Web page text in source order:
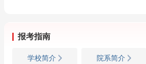
报考指南
学校简介 院系简介